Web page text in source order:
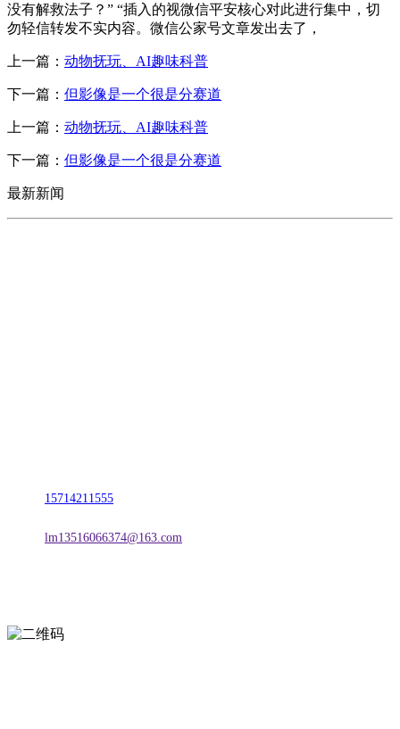
没有解救法子？” “插入的视微信平安核心对此进行集中，切
勿轻信转发不实内容。微信公家号文章发出去了，
上一篇： 动物抚玩、AI趣味科普
下一篇： 但影像是一个很是分赛道
上一篇： 动物抚玩、AI趣味科普
下一篇： 但影像是一个很是分赛道
最新新闻
15714211555
lm13516066374@163.com